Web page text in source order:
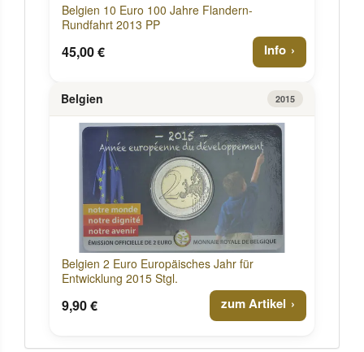
Belgien 10 Euro 100 Jahre Flandern-
Rundfahrt 2013 PP
45,00 € Info
Belgien 2015
Belgien 2 Euro Europäisches Jahr für
Entwicklung 2015 Stgl.
9,90 € zum Artikel